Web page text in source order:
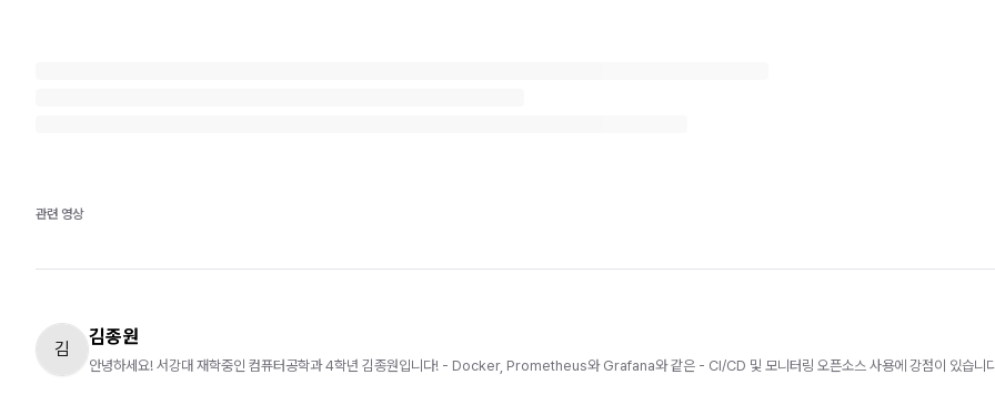
관련 영상
김
김종원
안녕하세요! 서강대 재학중인 컴퓨터공학과 4학년 김종원입니다! - Docker, Prometheus와 Grafana와 같은 - CI/CD 및 모니터링 오픈소스 사용에 강점이 있습니